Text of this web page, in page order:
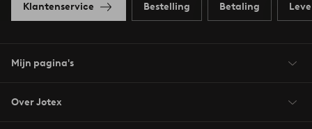
Klantenservice Bestelling Betaling
Mijn pagina's
Over Jotex